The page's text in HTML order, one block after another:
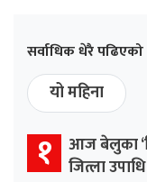
सर्वाधिक धेरै पढिएको
यो महिना
१ आज बेलुका
जित्ला